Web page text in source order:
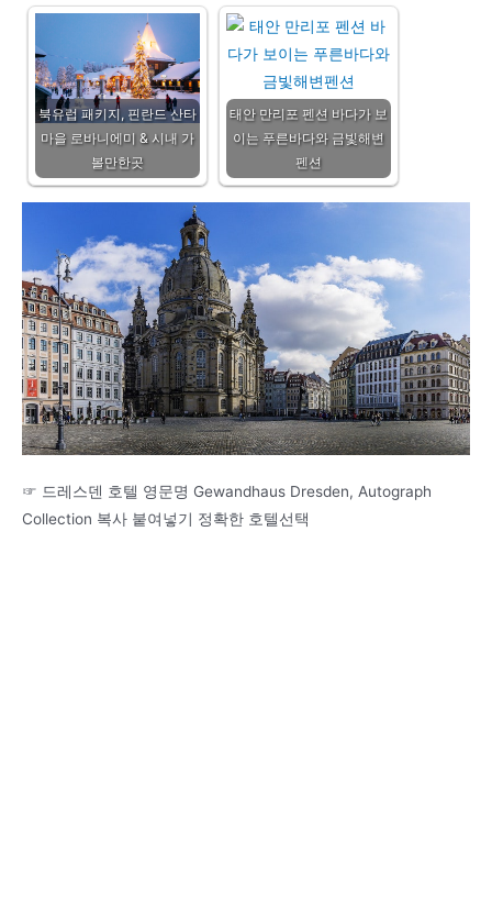
북유럽 패키지, 핀란드 산타
마을 로바니에미 & 시내 가
볼만한곳
태안 만리포 펜션 바다가 보
이는 푸른바다와 금빛해변
펜션
☞ 드레스덴 호텔 영문명 Gewandhaus Dresden, Autograph
Collection 복사 붙여넣기 정확한 호텔선택